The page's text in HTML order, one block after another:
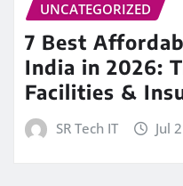
UNCATEGORIZED
7 Best
India in 2026:
Facilities &
SR Tech IT Jul